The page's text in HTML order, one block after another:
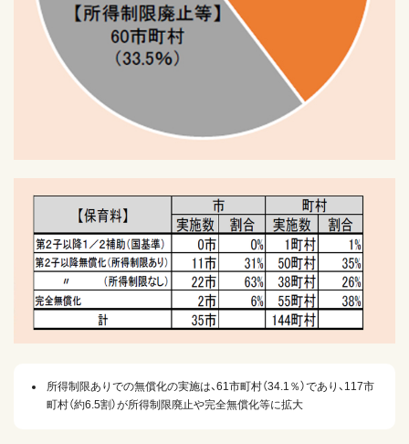
所得制限ありでの無償化の実施は、61市町村（34.1％）であり、117市
町村（約6.5割）が所得制限廃止や完全無償化等に拡大